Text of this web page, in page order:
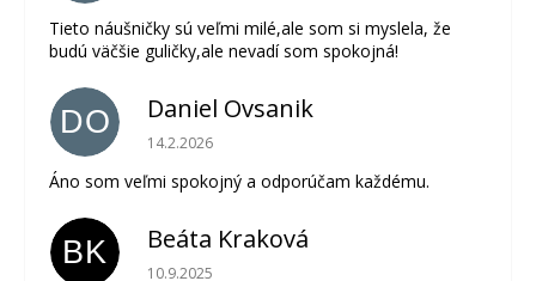
Tieto náušničky sú veľmi milé,ale som si myslela, že
budú väčšie guličky,ale nevadí som spokojná!
DO Daniel Ovsanik
Hodnotenie obchodu je 5 z 5 hviezdičiek.
14.2.2026
Áno som veľmi spokojný a odporúčam každému.
BK Beáta Kraková
Hodnotenie obchodu je 5 z 5 hviezdičiek.
10.9.2025